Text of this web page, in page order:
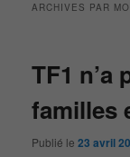
ARCHIVES PAR
TF1 n’a
familles
Publié le 23 avril